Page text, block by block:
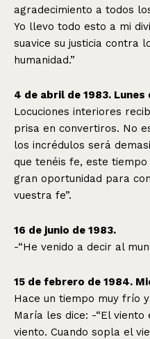
agradecimiento a todos
Yo llevo todo esto a mi
suavice su justicia contra
humanidad.”
4 de abril de 1983. Lunes
Locuciones interiores
prisa en convertiros. No
los incrédulos será
que tenéis fe, este
gran oportunidad para
vuestra fe”.
16 de junio de 1983.
-“He venido a decir al
15 de febrero de 1984.
Hace un tiempo muy frío
María les dice: -“El viento
viento. Cuando sopla el